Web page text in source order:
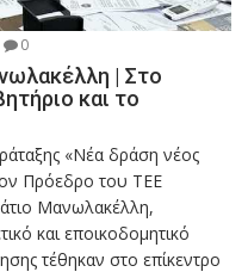
0
| Στο
και το
«Νέα δράση νέος
Πρόεδρο του ΤΕΕ
Μανωλακέλλη,
και εποικοδομητικό
τέθηκαν στο επίκεντρο